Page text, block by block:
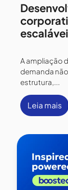
A ampliação
demanda
estrutura,...
Leia mais